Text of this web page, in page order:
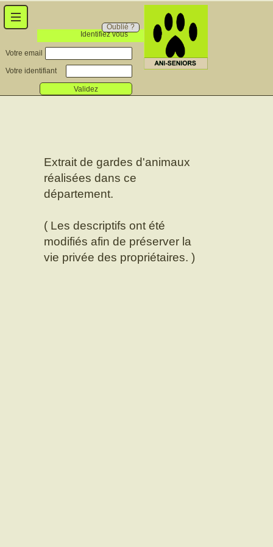
Identifiez vous
Oublié ?
Votre email
Votre identifiant
Validez
Extrait de gardes d'animaux
réalisées dans ce
département.
( Les descriptifs ont été
modifiés afin de préserver la
vie privée des propriétaires. )